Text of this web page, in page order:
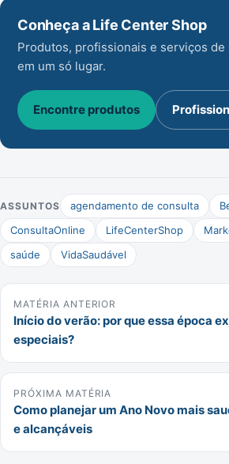
Conheça a Life Center Shop
Produtos, profissionais e serviços
em um só lugar.
Encontre produtos
ASSUNTOS agendamento de consulta
ConsultaOnline
LifeCenterShop
saúde
VidaSaudável
MATÉRIA ANTERIOR
Início do verão: por que essa época
especiais?
PRÓXIMA MATÉRIA
Como planejar um Ano Novo mais
e alcançáveis